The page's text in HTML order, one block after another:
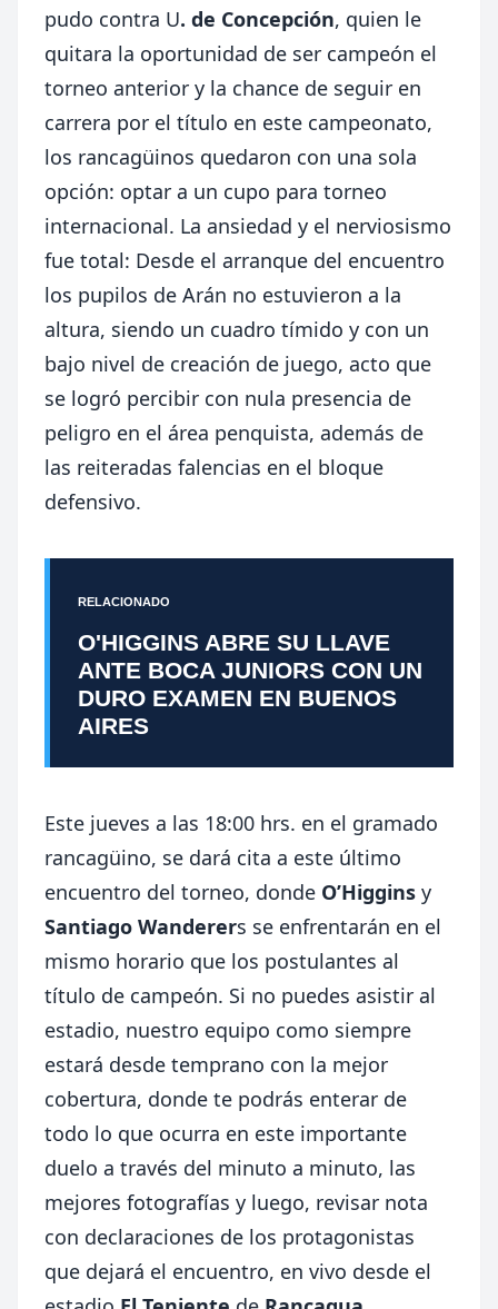
pudo contra U. de Concepción, quien le
quitara la oportunidad de ser campeón el
torneo anterior y la chance de seguir en
carrera por el título en este campeonato,
los rancagüinos quedaron con una sola
opción: optar a un cupo para torneo
internacional. La ansiedad y el nerviosismo
fue total: Desde el arranque del encuentro
los pupilos de Arán no estuvieron a la
altura, siendo un cuadro tímido y con un
bajo nivel de creación de juego, acto que
se logró percibir con nula presencia de
peligro en el área penquista, además de
las reiteradas falencias en el bloque
defensivo.
RELACIONADO
O'HIGGINS ABRE SU LLAVE
ANTE BOCA JUNIORS CON UN
DURO EXAMEN EN BUENOS
AIRES
Este jueves a las 18:00 hrs. en el gramado
rancagüino, se dará cita a este último
encuentro del torneo, donde O’Higgins y
Santiago Wanderers se enfrentarán en el
mismo horario que los postulantes al
título de campeón. Si no puedes asistir al
estadio, nuestro equipo como siempre
estará desde temprano con la mejor
cobertura, donde te podrás enterar de
todo lo que ocurra en este importante
duelo a través del minuto a minuto, las
mejores fotografías y luego, revisar nota
con declaraciones de los protagonistas
que dejará el encuentro, en vivo desde el